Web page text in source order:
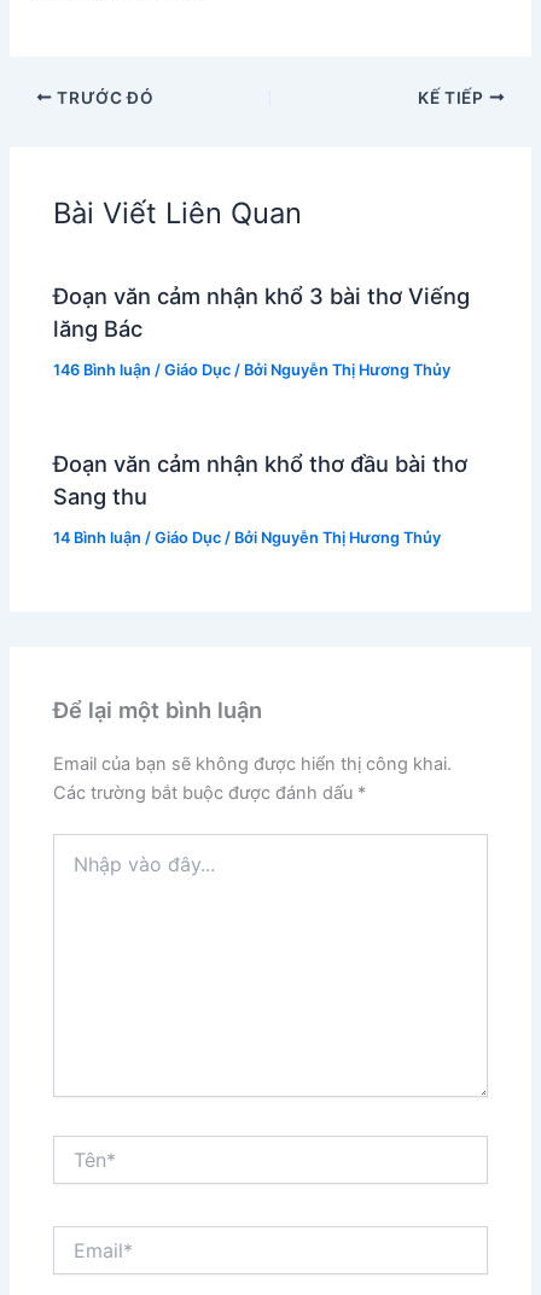
TRƯỚC ĐÓ KẾ TIẾP
Bài Viết Liên Quan
Đoạn văn cảm nhận khổ 3 bài thơ Viếng
lăng Bác
146 Bình luận /Giáo Dục / Bởi Nguyễn Thị Hương Thủy
Đoạn văn cảm nhận khổ thơ đầu bài thơ
Sang thu
14 Bình luận /Giáo Dục / Bởi Nguyễn Thị Hương Thủy
Để lại một bình luận
Email của bạn sẽ không được hiển thị công khai.
Các trường bắt buộc được đánh dấu *
vào